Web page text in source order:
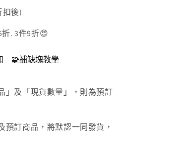
扣後)
. 3件9折😍
🧩補缺塊教學
」及「現貨數量」，則為預訂
預訂商品，將默認一同發貨，